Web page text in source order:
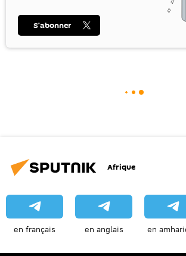
S’abonner
Afrique
en français en anglais en